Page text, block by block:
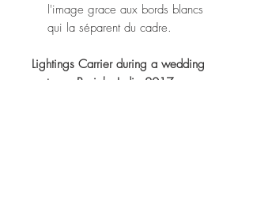
l'image grace aux bords blancs
qui la séparent du cadre.
Lightings Carrier during a wedding
cortege, Punjab, India 2017